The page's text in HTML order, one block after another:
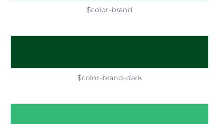
$color-brand
$color-brand-dark